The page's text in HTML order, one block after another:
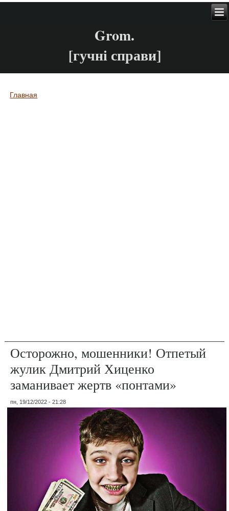
Grom.
[гучні справи]
Вы здесь
Главная
Осторожно, мошенники! Отпетый
жулик Дмитрий Хиценко
заманивает жертв «понтами»
пн, 19/12/2022 - 21:28